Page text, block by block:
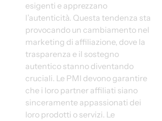
esigenti e apprezzano
l’autenticità. Questa tendenza sta
provocando un cambiamento nel
marketing di affiliazione, dove la
trasparenza e il sostegno
autentico stanno diventando
cruciali. Le PMI devono garantire
che i loro partner affiliati siano
sinceramente appassionati dei
loro prodotti o servizi. Le